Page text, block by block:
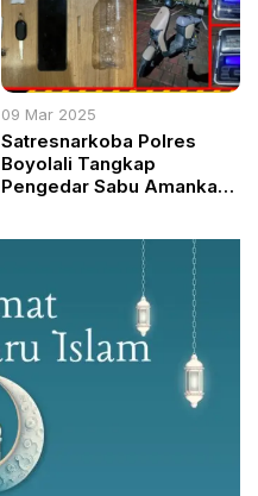
09 Mar 2025
Satresnarkoba Polres
Boyolali Tangkap
Pengedar Sabu Amankan